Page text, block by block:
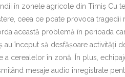
în zonele agricole din Timiș Cu
ceea ce poate provoca tragedii
această problemă în perioada
început să desfășoare activități
cerealelor în zonă. În plus,
mesaje audio înregistrate